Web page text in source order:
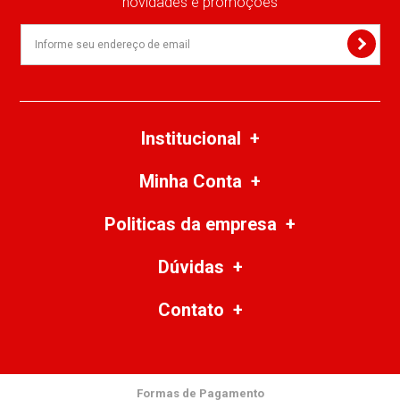
Institucional
Minha Conta
Politicas da empresa
Dúvidas
Contato
Formas de Pagamento